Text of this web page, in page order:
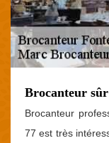
Brocanteur
Brocanteur
77 est très